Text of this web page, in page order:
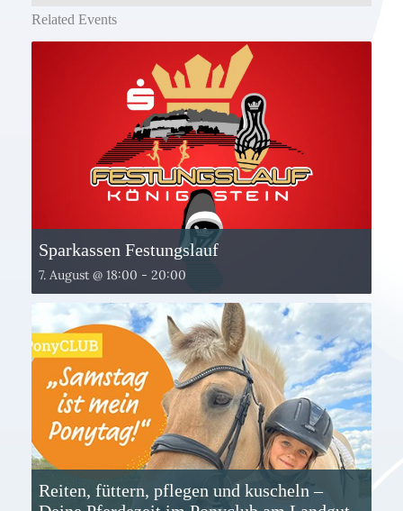
Related Events
Sparkassen Festungslauf
7. August @ 18:00 - 20:00
Reiten, füttern, pflegen und kuscheln –